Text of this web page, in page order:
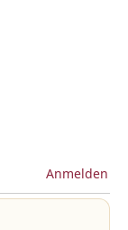
Anmelden